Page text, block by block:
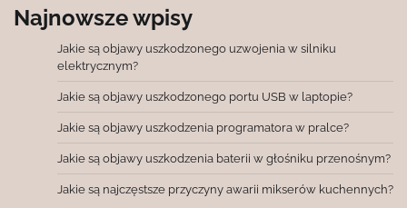
Najnowsze wpisy
Jakie są objawy uszkodzonego uzwojenia w silniku
elektrycznym?
Jakie są objawy uszkodzonego portu USB w laptopie?
Jakie są objawy uszkodzenia programatora w pralce?
Jakie są objawy uszkodzenia baterii w głośniku przenośnym?
Jakie są najczęstsze przyczyny awarii mikserów kuchennych?